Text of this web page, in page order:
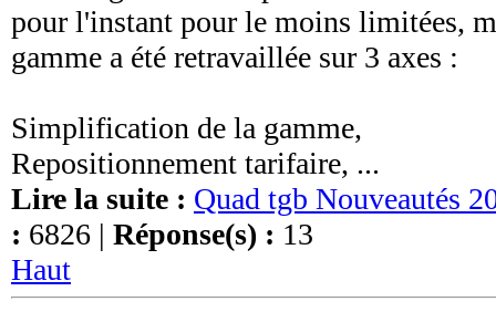
pour l'instant pour le moins limitées,
gamme a été retravaillée sur 3 axes :
Simplification de la gamme,
Repositionnement tarifaire, ...
Lire la suite : Quad tgb Nouveautés
: 6826 | Réponse(s) : 13
Haut